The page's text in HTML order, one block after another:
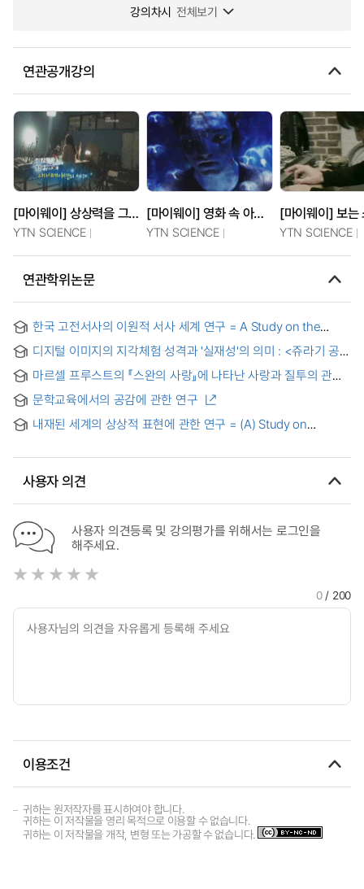
강의차시 전체보기
연관공개강의
[마이웨이] 상상력을 그리다, 애니메이션의 세계
YTN SCIENCE
[마이웨이] 영화 속 아바타가 현실로! 3D 세계를 열다
YTN SCIENCE YTN SCIENCE
연관학위논문
한국 고전서사의 이원적 서사 세계 연구 = A Study on the
Dyadic Narrative World of Korean Classical Narratives
디지털 이미지의 지각체험 성격과 '실재성'의 의미 : <쥬라기 공원
>, <아바타>, <오즈모스>를 중심으로
마르셀 프루스트의 『스완의 사랑』에 나타난 사랑과 질투의 관계
문학교육에서의 공감에 관한 연구
내재된 세계의 상상적 표현에 관한 연구 = (A) Study on
사용자 의견
사용자 의견등록 및 강의평가를 위해서는 로그인을
해주세요.
0/ 200
이용조건
귀하는 원저작자를 표시하여야 합니다.
귀하는 이 저작물을 영리 목적으로 이용할 수 없습니다.
귀하는 이 저작물을 개작, 변형 또는 가공할 수 없습니다.